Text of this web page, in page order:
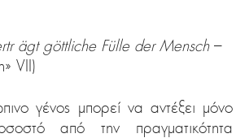
ägt göttliche Fülle der Mensch–
VII)
γένος μπορεί να αντέξει μόνο
από την πραγματικότητα